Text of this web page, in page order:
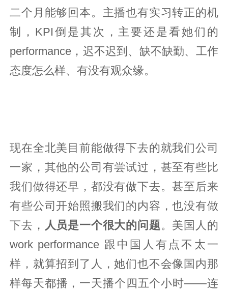
二个月能够回本。主播也有实习转正的机
制，KPI倒是其次，主要还是看她们的
performance，迟不迟到、缺不缺勤、工作
态度怎么样、有没有观众缘。
现在全北美目前能做得下去的就我们公司
一家，其他的公司有尝试过，甚至有些比
我们做得还早，都没有做下去。甚至后来
有些公司开始照搬我们的内容，也没有做
下去， 人员是一个很大的问题。美国人的
work performance 跟中国人有点不太一
样，就算招到了人，她们也不会像国内那
样每天都播，一天播个四五个小时——连